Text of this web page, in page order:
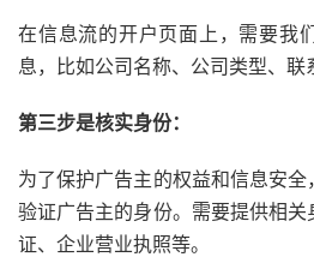
在信息流的开户页面上，需要我
息，比如公司名称、公司类型、联
第三步是核实身份：
为了保护广告主的权益和信息安
验证广告主的身份。需要提供相
证、企业营业执照等。